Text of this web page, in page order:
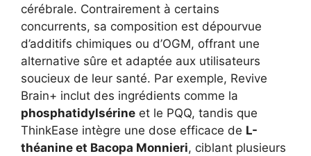
cérébrale. Contrairement à certains
concurrents, sa composition est dépourvue
d’additifs chimiques ou d’OGM, offrant une
alternative sûre et adaptée aux utilisateurs
soucieux de leur santé. Par exemple, Revive
Brain+ inclut des ingrédients comme la
phosphatidylsérine et le PQQ, tandis que
ThinkEase intègre une dose efficace de L-
théanine et Bacopa Monnieri, ciblant plusieurs